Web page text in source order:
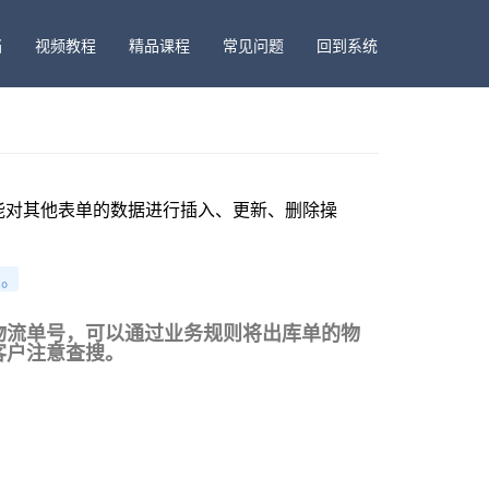
视频教程 精品课程 常见问题 回到系统
其他表单的数据进行插入、更新、删除操
单号，可以通过业务规则将出库单的物
注意查搜。